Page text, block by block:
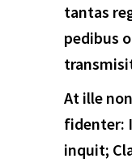
tantas
pedibus
At ille
fidenter:
inquit;